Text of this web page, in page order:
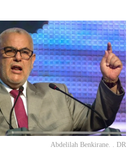
Abdelilah Benkirane. . DR